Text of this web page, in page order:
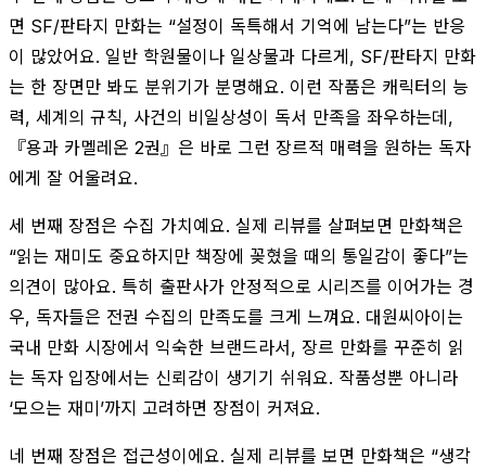
면 SF/판타지 만화는 “설정이 독특해서 기억에 남는다”는 반응
이 많았어요. 일반 학원물이나 일상물과 다르게, SF/판타지 만화
는 한 장면만 봐도 분위기가 분명해요. 이런 작품은 캐릭터의 능
력, 세계의 규칙, 사건의 비일상성이 독서 만족을 좌우하는데,
『용과 카멜레온 2권』은 바로 그런 장르적 매력을 원하는 독자
에게 잘 어울려요.
세 번째 장점은 수집 가치예요. 실제 리뷰를 살펴보면 만화책은
“읽는 재미도 중요하지만 책장에 꽂혔을 때의 통일감이 좋다”는
의견이 많아요. 특히 출판사가 안정적으로 시리즈를 이어가는 경
우, 독자들은 전권 수집의 만족도를 크게 느껴요. 대원씨아이는
국내 만화 시장에서 익숙한 브랜드라서, 장르 만화를 꾸준히 읽
는 독자 입장에서는 신뢰감이 생기기 쉬워요. 작품성뿐 아니라
‘모으는 재미’까지 고려하면 장점이 커져요.
네 번째 장점은 접근성이에요. 실제 리뷰를 보면 만화책은 “생각